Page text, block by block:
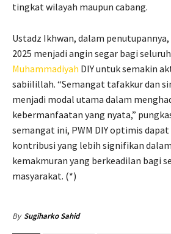
tingkat wilayah maupun cabang.
Ustadz Ikhwan, dalam
2025 menjadi angin segar bagi
Muhammadiyah DIY untuk semakin
sabiilillah. “Semangat tafakkur dan
menjadi modal utama dalam
kebermanfaatan yang nyata,”
semangat ini, PWM DIY optimis
kontribusi yang lebih signifikan
kemakmuran yang berkeadilan bagi
masyarakat. (*)
By Sugiharko Sahid